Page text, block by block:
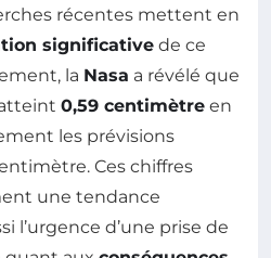
récentes mettent en
significative de ce
la Nasa a révélé que
0,59 centimètre en
les prévisions
Ces chiffres
une tendance
l’urgence d’une prise de